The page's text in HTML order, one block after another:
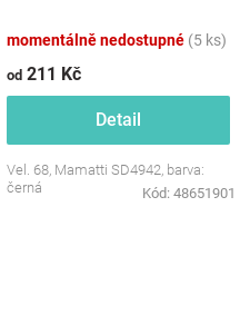
momentálně nedostupné (5 ks)
od 211 Kč
Detail
Vel. 68, Mamatti SD4942, barva:
černá
Kód: 48651901